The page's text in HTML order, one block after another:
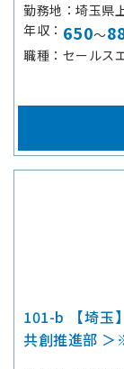
勤務地
埼玉県
年収
650～
職種
セールス
101-b 【埼玉
共創推進部